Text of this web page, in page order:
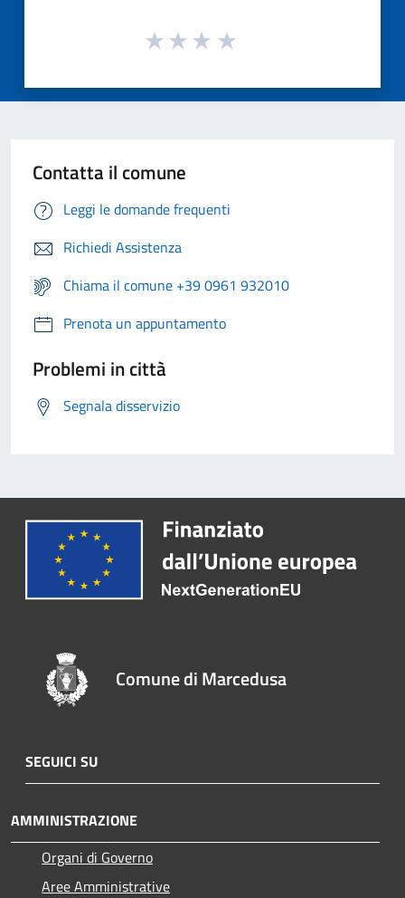
Contatta il comune
Leggi le domande frequenti
Richiedi Assistenza
Chiama il comune +39 0961 932010
Prenota un appuntamento
Problemi in città
Segnala disservizio
Comune di Marcedusa
SEGUICI SU
AMMINISTRAZIONE
Organi di Governo
Aree Amministrative